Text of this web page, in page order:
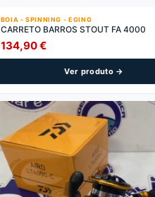
BOIA - SPINNING - EGING
CARRETO BARROS STOUT FA 4000
134,90€
Ver produto →